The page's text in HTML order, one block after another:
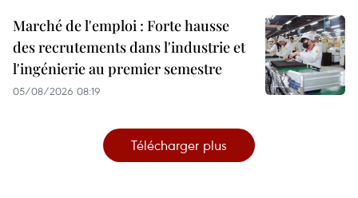
Marché de l'emploi : Forte hausse
des recrutements dans l'industrie et
l'ingénierie au premier semestre
05/08/2026 08:19
Télécharger plus